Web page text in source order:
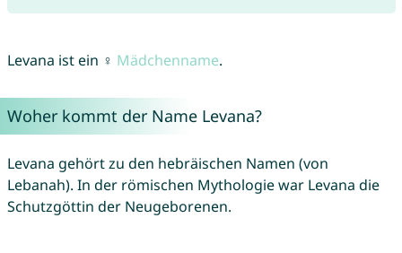
Levana ist ein ♀ Mädchenname.
Woher kommt der Name Levana?
Levana gehört zu den hebräischen Namen (von
Lebanah). In der römischen Mythologie war Levana die
Schutzgöttin der Neugeborenen.